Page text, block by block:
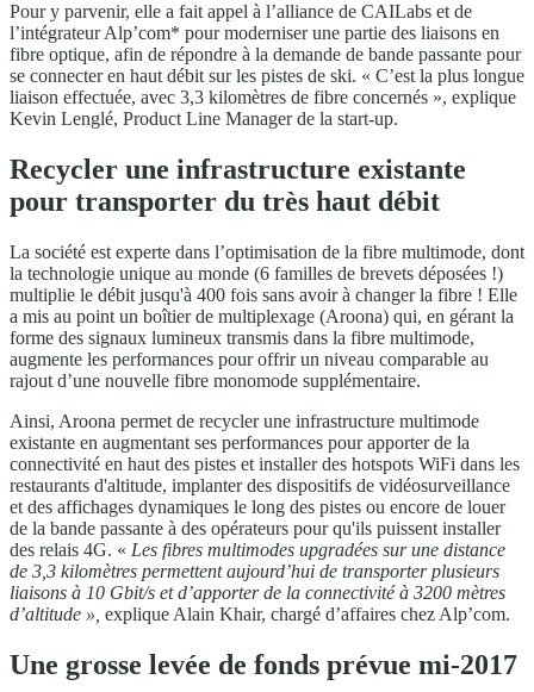
Pour y parvenir, elle a fait appel à l’alliance de CAILabs et de
l’intégrateur Alp’com* pour moderniser une partie des liaisons en
fibre optique, afin de répondre à la demande de bande passante pour
se connecter en haut débit sur les pistes de ski. « C’est la plus longue
liaison effectuée, avec 3,3 kilomètres de fibre concernés », explique
Kevin Lenglé, Product Line Manager de la start-up.
Recycler une infrastructure existante
pour transporter du très haut débit
La société est experte dans l’optimisation de la fibre multimode, dont
la technologie unique au monde (6 familles de brevets déposées !)
multiplie le débit jusqu'à 400 fois sans avoir à changer la fibre ! Elle
a mis au point un boîtier de multiplexage (Aroona) qui, en gérant la
forme des signaux lumineux transmis dans la fibre multimode,
augmente les performances pour offrir un niveau comparable au
rajout d’une nouvelle fibre monomode supplémentaire.
Ainsi, Aroona permet de recycler une infrastructure multimode
existante en augmentant ses performances pour apporter de la
connectivité en haut des pistes et installer des hotspots WiFi dans les
restaurants d'altitude, implanter des dispositifs de vidéosurveillance
et des affichages dynamiques le long des pistes ou encore de louer
de la bande passante à des opérateurs pour qu'ils puissent installer
des relais 4G. « Les fibres multimodes upgradées sur une distance
de 3,3 kilomètres permettent aujourd’hui de transporter plusieurs
liaisons à 10 Gbit/s et d’apporter de la connectivité à 3200 mètres
d’altitude », explique Alain Khair, chargé d’affaires chez Alp’com.
Une grosse levée de fonds prévue mi-2017